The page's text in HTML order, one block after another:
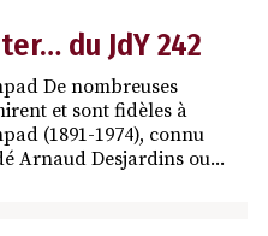
du JdY 242
De nombreuses
et sont fidèles à
(1891-1974), connu
Arnaud Desjardins ou...